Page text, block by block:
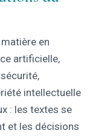
en
artificielle,
intellectuelle
: les textes se
et les décisions